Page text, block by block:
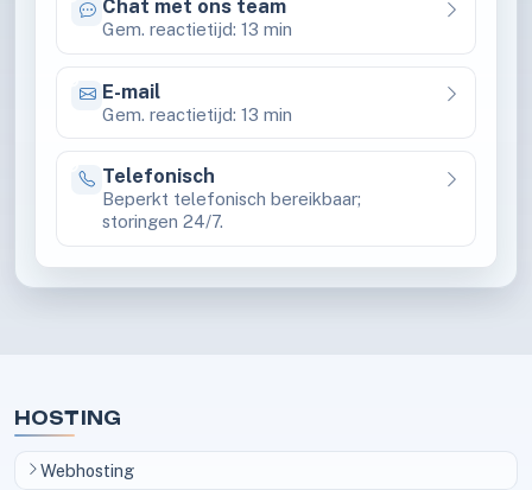
24/7 bereikbaar
Chat met ons team
Gem. reactietijd: 13 min
24/7 bereikbaar
E-mail
Gem. reactietijd: 13 min
Gesloten
Telefonisch
Beperkt telefonisch bereikbaar;
storingen 24/7.
HOSTING
Webhosting